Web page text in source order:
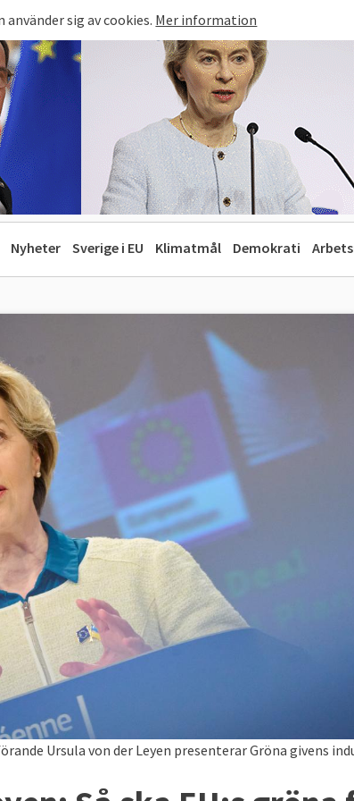
sig av cookies. Mer information
Nyheter Sverige i EU Klimatmål Demokrati
Ursula von der Leyen presenterar Gröna givens